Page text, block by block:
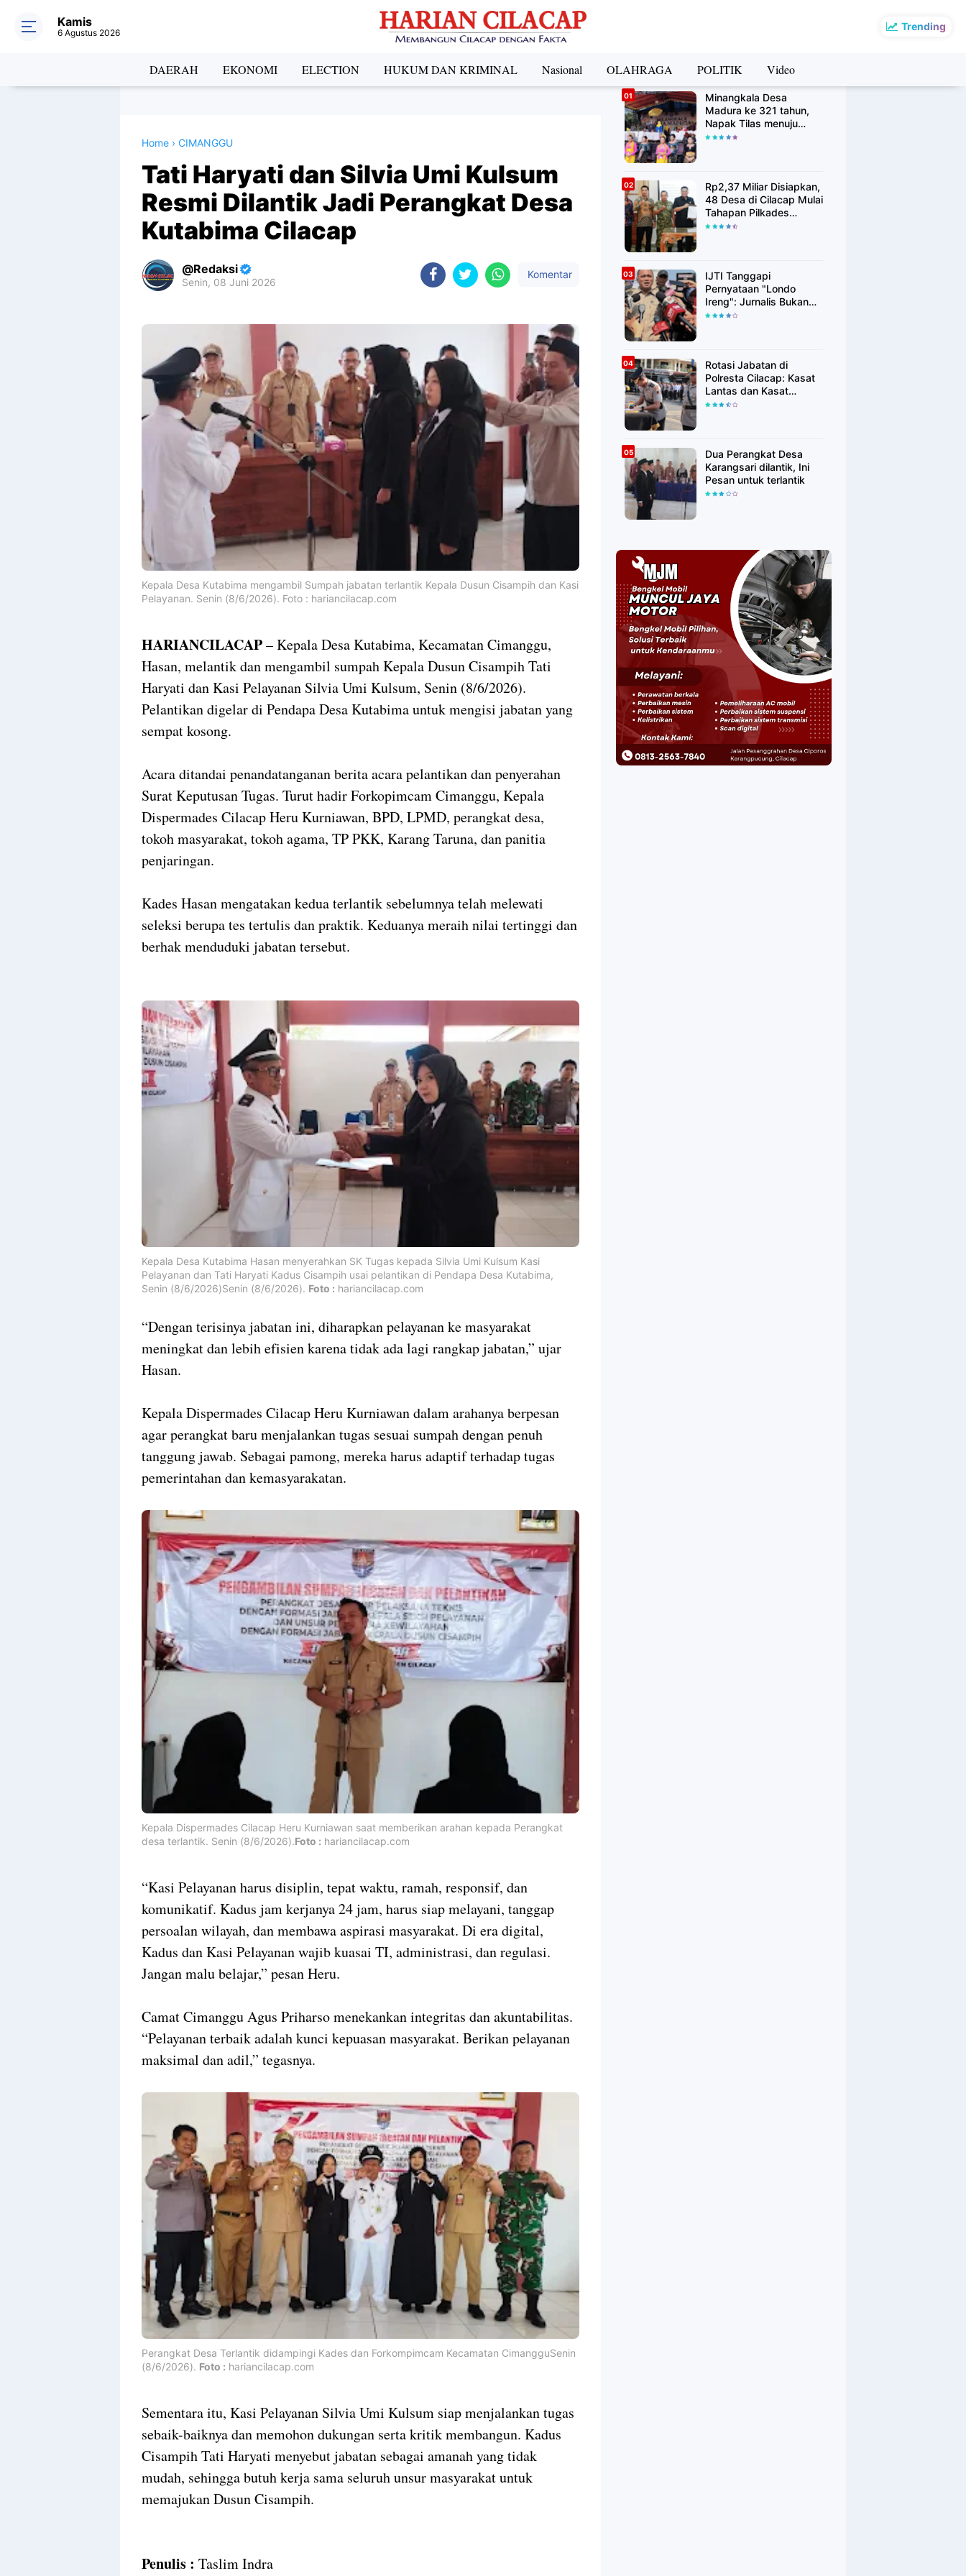
Trending
Kamis
6 Agustus 2026
DAERAH EKONOMI ELECTION HUKUM DAN KRIMINAL Nasional OLAHRAGA POLITIK Video
Home › CIMANGGU
Tati Haryati dan Silvia Umi Kulsum
Resmi Dilantik Jadi Perangkat Desa
Kutabima Cilacap
Redaksi
Senin, 08 Juni 2026
Komentar
By
Design
With
Shroff
Templates
Kepala Desa Kutabima mengambil Sumpah jabatan terlantik Kepala Dusun Cisampih dan Kasi
Pelayanan. Senin (8/6/2026). Foto : hariancilacap.com
HARIANCILACAP– Kepala Desa Kutabima, Kecamatan Cimanggu,
Hasan, melantik dan mengambil sumpah Kepala Dusun Cisampih Tati
Haryati dan Kasi Pelayanan Silvia Umi Kulsum, Senin (8/6/2026).
Pelantikan digelar di Pendapa Desa Kutabima untuk mengisi jabatan yang
sempat kosong.
Acara ditandai penandatanganan berita acara pelantikan dan penyerahan
Surat Keputusan Tugas. Turut hadir Forkopimcam Cimanggu, Kepala
Dispermades Cilacap Heru Kurniawan, BPD, LPMD, perangkat desa,
tokoh masyarakat, tokoh agama, TP PKK, Karang Taruna, dan panitia
penjaringan.
Kades Hasan mengatakan kedua terlantik sebelumnya telah melewati
seleksi berupa tes tertulis dan praktik. Keduanya meraih nilai tertinggi dan
berhak menduduki jabatan tersebut.
Kepala Desa Kutabima Hasan menyerahkan SK Tugas kepada Silvia Umi Kulsum Kasi
Pelayanan dan Tati Haryati Kadus Cisampih usai pelantikan di Pendapa Desa Kutabima,
Senin (8/6/2026)Senin (8/6/2026). Foto : hariancilacap.com
“Dengan terisinya jabatan ini, diharapkan pelayanan ke masyarakat
meningkat dan lebih efisien karena tidak ada lagi rangkap jabatan,” ujar
Hasan.
Kepala Dispermades Cilacap Heru Kurniawan dalam arahanya berpesan
agar perangkat baru menjalankan tugas sesuai sumpah dengan penuh
tanggung jawab. Sebagai pamong, mereka harus adaptif terhadap tugas
pemerintahan dan kemasyarakatan.
Kepala Dispermades Cilacap Heru Kurniawan saat memberikan arahan kepada Perangkat
desa terlantik. Senin (8/6/2026).Foto : hariancilacap.com
“Kasi Pelayanan harus disiplin, tepat waktu, ramah, responsif, dan
komunikatif. Kadus jam kerjanya 24 jam, harus siap melayani, tanggap
persoalan wilayah, dan membawa aspirasi masyarakat. Di era digital,
Kadus dan Kasi Pelayanan wajib kuasai TI, administrasi, dan regulasi.
Jangan malu belajar,” pesan Heru.
Camat Cimanggu Agus Priharso menekankan integritas dan akuntabilitas.
“Pelayanan terbaik adalah kunci kepuasan masyarakat. Berikan pelayanan
maksimal dan adil,” tegasnya.
Perangkat Desa Terlantik didampingi Kades dan Forkompimcam Kecamatan CimangguSenin
(8/6/2026). Foto : hariancilacap.com
Sementara itu, Kasi Pelayanan Silvia Umi Kulsum siap menjalankan tugas
sebaik-baiknya dan memohon dukungan serta kritik membangun. Kadus
Cisampih Tati Haryati menyebut jabatan sebagai amanah yang tidak
mudah, sehingga butuh kerja sama seluruh unsur masyarakat untuk
memajukan Dusun Cisampih.
Penulis : Taslim Indra
Arsip Berita
Minangkala Desa
Madura ke 321 tahun,
Napak Tilas menuju
Kebangkitan
Rp2,37 Miliar Disiapkan,
48 Desa di Cilacap Mulai
Tahapan Pilkades
Serentak Agustus 2026
IJTI Tanggapi
Pernyataan "Londo
Ireng": Jurnalis Bukan
Kaki Tangan Asing, Pers
Rotasi Jabatan di
Polresta Cilacap: Kasat
Lantas dan Kasat
Binmas Resmi Berganti
Dua Perangkat Desa
Karangsari dilantik, Ini
Pesan untuk terlantik